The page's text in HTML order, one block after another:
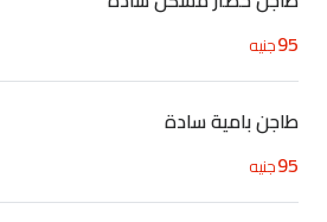
95جنيه
طاجن بامية سادة
95جنيه